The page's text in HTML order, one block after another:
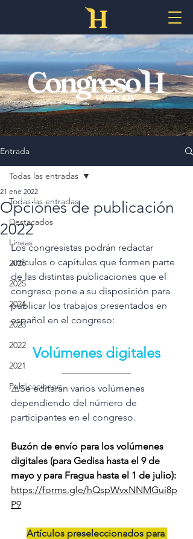
Entrada
Todas las entradas
Destacados
Líneas
2026
2025
2024
2023
2022
2021
Publicaciones
Todas las entradas
Opciones de publicación
2022
21 ene 2022
Los congresistas podrán redactar
artículos o capítulos que formen parte
de las distintas publicaciones que el
congreso pone a su disposición para
publicar los trabajos presentados en
español en el congreso:
Volúmenes digitales
⚠️Se editarán varios volúmenes
dependiendo del número de
participantes en el congreso.
Buzón de envío para los volúmenes
digitales (para Gedisa hasta el 9 de
mayo y para Fragua hasta el 1 de julio):
https://forms.gle/hQspWvxNNMGui8p
P9
Artículos preseleccionados para